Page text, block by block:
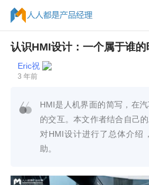
认识HMI设计：一个属于谁的
Eric祝
3 年前
HMI是人机界面的简写，在
的交互。本文作者结合自己
对HMI设计进行了总体介绍
助。